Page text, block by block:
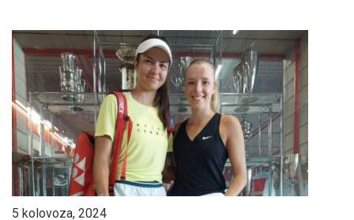
5 kolovoza, 2024